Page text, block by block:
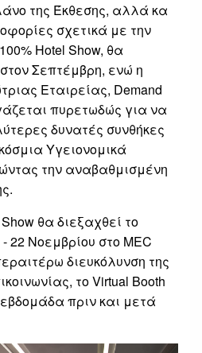
της Έκθεσης, αλλά κα
σχετικά με την
Hotel Show, θα
Σεπτέμβρη, ενώ η
Εταιρείας, Demand
πυρετωδώς για να
δυνατές συνθήκες
Υγειονομικά
την αναβαθμισμένη
θα διεξαχθεί το
22 Νοεμβρίου στο MEC
διευκόλυνση της
το Virtual Booth
πριν και μετά